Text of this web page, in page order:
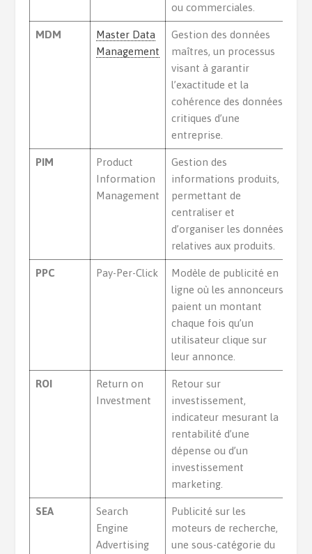
ou commerciales.
MDM
Master Data
Management
Gestion des données
maîtres, un processus
visant à garantir
l’exactitude et la
cohérence des données
critiques d’une
entreprise.
PIM
Product
Information
Management
Gestion des
informations produits,
permettant de
centraliser et
d’organiser les données
relatives aux produits.
PPC Pay-Per-Click
Modèle de publicité en
ligne où les annonceurs
paient un montant
chaque fois qu’un
utilisateur clique sur
leur annonce.
ROI
Return on
Investment
Retour sur
investissement,
indicateur mesurant la
rentabilité d’une
dépense ou d’un
investissement
marketing.
SEA
Search
Engine
Advertising
Publicité sur les
moteurs de recherche,
une sous-catégorie du